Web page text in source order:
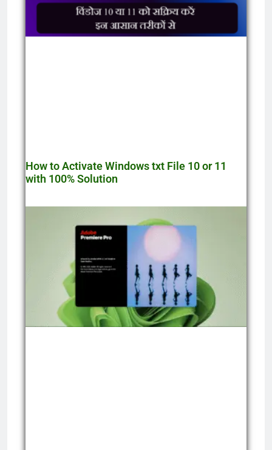
How to Activate Windows txt File 10 or 11
with 100% Solution